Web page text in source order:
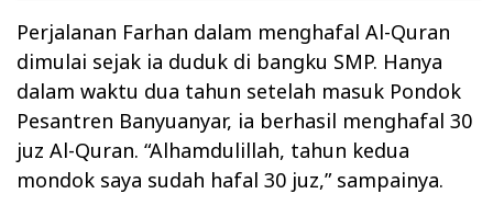
Perjalanan Farhan dalam menghafal Al-Quran
dimulai sejak ia duduk di bangku SMP. Hanya
dalam waktu dua tahun setelah masuk Pondok
Pesantren Banyuanyar, ia berhasil menghafal 30
juz Al-Quran. “Alhamdulillah, tahun kedua
mondok saya sudah hafal 30 juz,” sampainya.